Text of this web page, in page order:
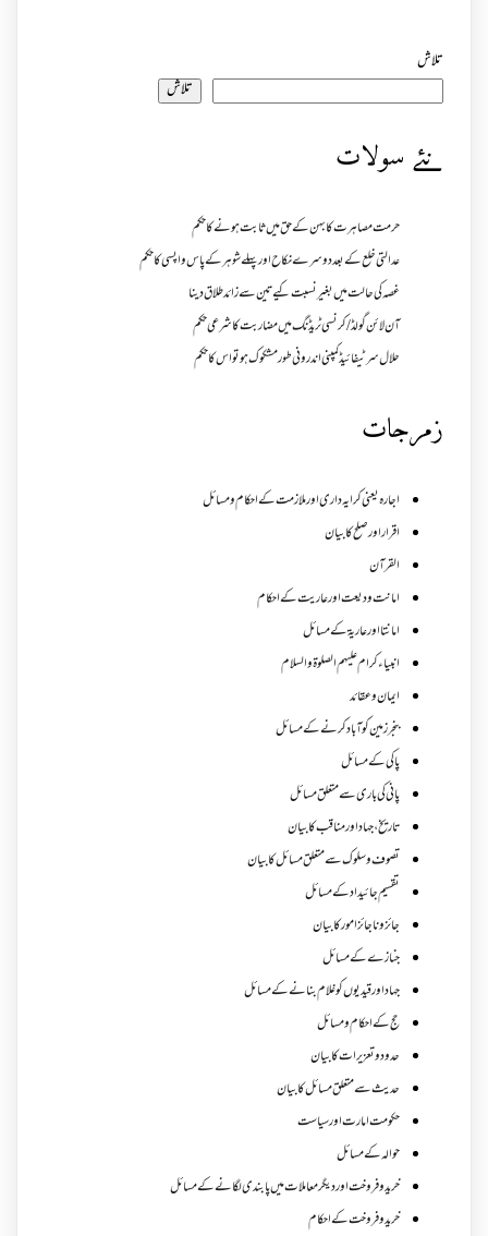
تلاش
تلاش
نئے سولات
حرمت مصاہرت کا بہن کے حق میں ثابت ہونے کا حکم
عدالتی خلع کے بعد دوسرے نکاح اور پہلے شوہر کے پاس واپسی کا حکم
غصہ کی حالت میں بغیر نسبت کیے تین سے زائد طلاق دینا
آن لائن گولڈ /کرنسی ٹریڈنگ میں مضاربت کا شرعی حکم
حلال سرٹیفائیڈ کمپنی اندرونی طور مشکوک ہو تو اس کا حکم
زمرجات
اجارہ یعنی کرایہ داری اور ملازمت کے احکام و مسائل
اقرار اور صلح کا بیان
القرآن
امانت ودیعت اورعاریت کے احکام
امانتا اور عاریة کے مسائل
انبیاء کرام علیہم الصلوۃ والسلام
ایمان وعقائد
بنجر زمین کو آباد کرنے کے مسائل
پاکی کے مسائل
پانی کی باری سے متعلق مسائل
تاریخ،جہاد اور مناقب کا بیان
تصوف و سلوک سے متعلق مسائل کا بیان
تقسیم جائیداد کے مسائل
جائز و ناجائزامور کا بیان
جنازے کےمسائل
جہاد اور قیدیوں کو غلام بنانے کے مسائل
حج کے احکام ومسائل
حدود و تعزیرات کا بیان
حدیث سے متعلق مسائل کا بیان
حکومت امارت اور سیاست
حوالہ کے مسائل
خرید و فروخت اور دیگر معاملات میں پابندی لگانے کے مسائل
خرید و فروخت کے احکام